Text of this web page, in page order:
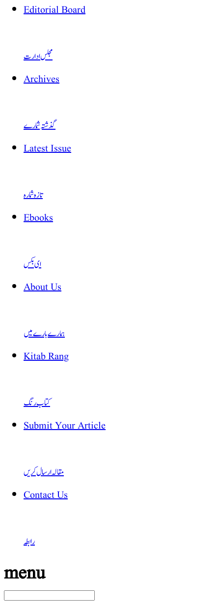
Editorial Board
مجلس ادارت
Archives
گذشتہ شمارے
Latest Issue
تازہ شمارہ
Ebooks
ای بکس
About Us
ہمارے بارے میں
Kitab Rang
کتاب رنگ
Submit Your Article
مقالہ ارسال کریں
Contact Us
رابطہ
menu